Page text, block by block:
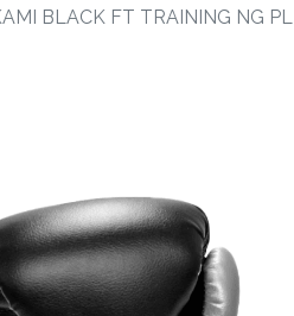
BLACK FT TRAINING NG PL